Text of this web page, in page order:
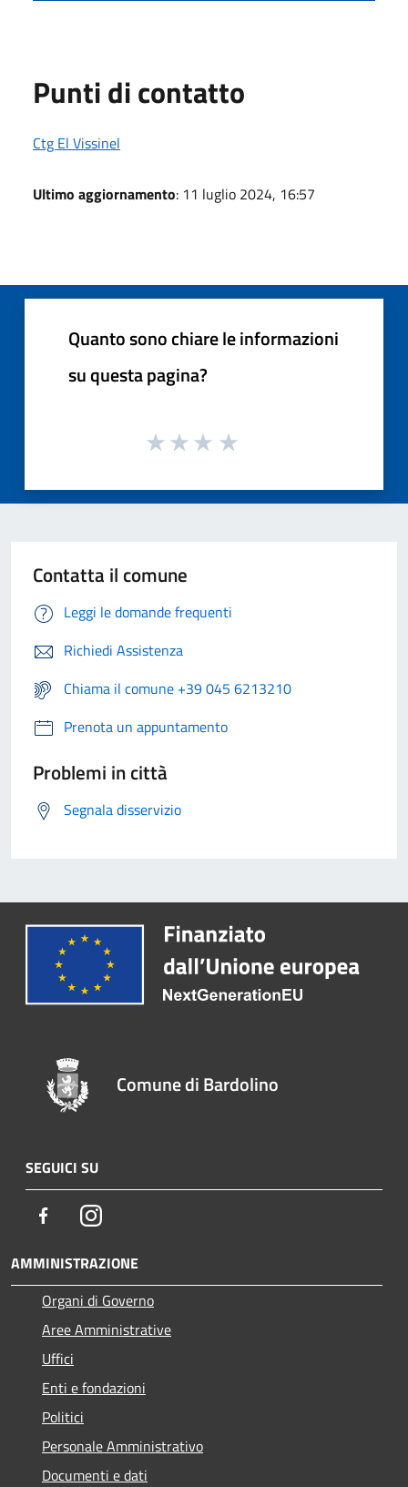
Punti di contatto
Ctg El Vissinel
Ultimo aggiornamento: 11 luglio 2024, 16:57
Quanto sono chiare le informazioni
su questa pagina?
Contatta il comune
Leggi le domande frequenti
Richiedi Assistenza
Chiama il comune +39 045 6213210
Prenota un appuntamento
Problemi in città
Segnala disservizio
Comune di Bardolino
SEGUICI SU
FacebookInstagram
AMMINISTRAZIONE
Organi di Governo
Aree Amministrative
Uffici
Enti e fondazioni
Politici
Personale Amministrativo
Documenti e dati